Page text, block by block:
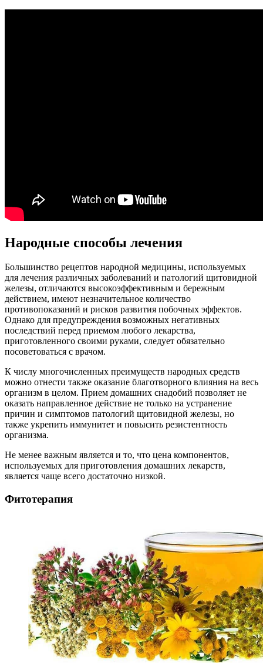
Народные способы лечения
Большинство рецептов народной медицины, используемых
для лечения различных заболеваний и патологий щитовидной
железы, отличаются высокоэффективным и бережным
действием, имеют незначительное количество
противопоказаний и рисков развития побочных эффектов.
Однако для предупреждения возможных негативных
последствий перед приемом любого лекарства,
приготовленного своими руками, следует обязательно
посоветоваться с врачом.
К числу многочисленных преимуществ народных средств
можно отнести также оказание благотворного влияния на весь
организм в целом. Прием домашних снадобий позволяет не
оказать направленное действие не только на устранение
причин и симптомов патологий щитовидной железы, но
также укрепить иммунитет и повысить резистентность
организма.
Не менее важным является и то, что цена компонентов,
используемых для приготовления домашних лекарств,
является чаще всего достаточно низкой.
Фитотерапия